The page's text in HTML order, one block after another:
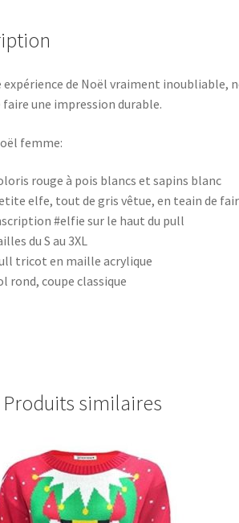
expérience de Noël vraiment inoubliable,
faire une impression durable.
femme:
rouge à pois blancs et sapins blanc
elfe, tout de gris vêtue, en teain de
#elfie sur le haut du pull
du S au 3XL
tricot en maille acrylique
rond, coupe classique
Produits similaires